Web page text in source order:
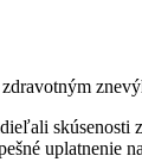
uplatnenie